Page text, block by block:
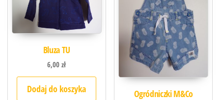
Bluza TU
6,00zł
Dodaj do koszyka Ogródniczki M&Co